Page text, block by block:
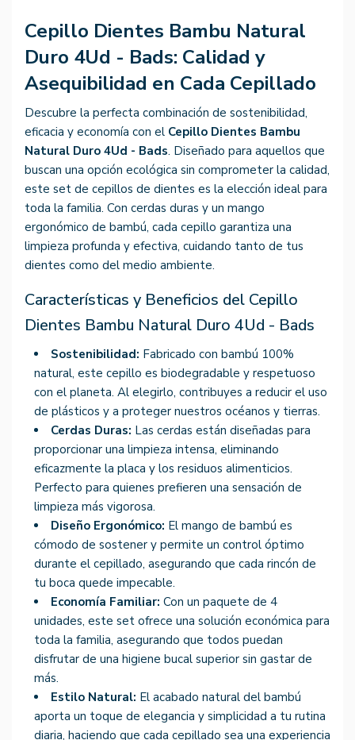
Cepillo Dientes Bambu Natural
Duro 4Ud - Bads: Calidad y
Asequibilidad en Cada Cepillado
Descubre la perfecta combinación de sostenibilidad,
eficacia y economía con el Cepillo Dientes Bambu
Natural Duro 4Ud - Bads. Diseñado para aquellos que
buscan una opción ecológica sin comprometer la calidad,
este set de cepillos de dientes es la elección ideal para
toda la familia. Con cerdas duras y un mango
ergonómico de bambú, cada cepillo garantiza una
limpieza profunda y efectiva, cuidando tanto de tus
dientes como del medio ambiente.
Características y Beneficios del Cepillo
Dientes Bambu Natural Duro 4Ud - Bads
Sostenibilidad: Fabricado con bambú 100%
natural, este cepillo es biodegradable y respetuoso
con el planeta. Al elegirlo, contribuyes a reducir el uso
de plásticos y a proteger nuestros océanos y tierras.
Cerdas Duras: Las cerdas están diseñadas para
proporcionar una limpieza intensa, eliminando
eficazmente la placa y los residuos alimenticios.
Perfecto para quienes prefieren una sensación de
limpieza más vigorosa.
Diseño Ergonómico: El mango de bambú es
cómodo de sostener y permite un control óptimo
durante el cepillado, asegurando que cada rincón de
tu boca quede impecable.
Economía Familiar: Con un paquete de 4
unidades, este set ofrece una solución económica para
toda la familia, asegurando que todos puedan
disfrutar de una higiene bucal superior sin gastar de
más.
Estilo Natural: El acabado natural del bambú
aporta un toque de elegancia y simplicidad a tu rutina
diaria, haciendo que cada cepillado sea una experiencia